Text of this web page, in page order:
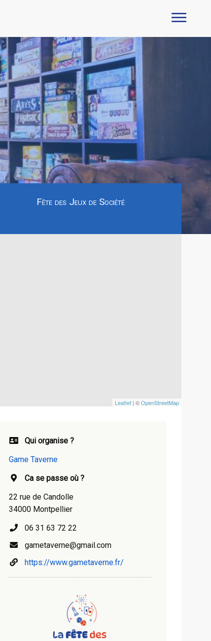
Fête des Jeux de Société
Leaflet | ©OpenStreetMap
Qui organise ?
Game Taverne
Ca se passe où ?
22 rue de Candolle
34000 Montpellier
06 31 63 72 22
gametaverne@gmail.com
https://www.gametaverne.fr/